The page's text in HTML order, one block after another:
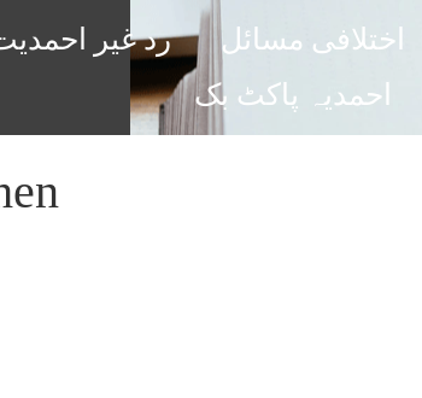
اختلافی مسائل رد غیر
احمدیہ پاکٹ بک